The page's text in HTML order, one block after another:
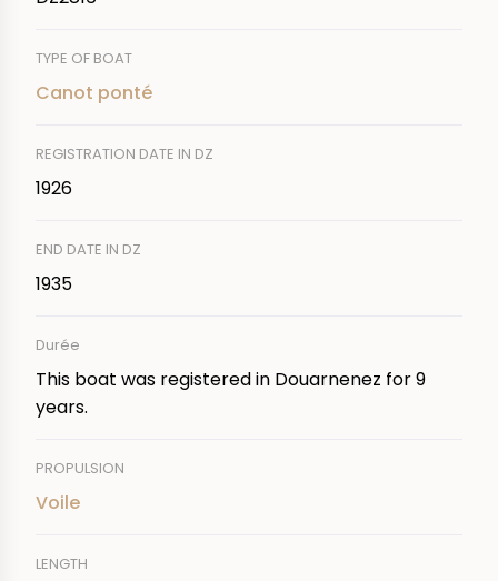
TYPE OF BOAT
Canot ponté
REGISTRATION DATE IN DZ
1926
END DATE IN DZ
1935
Durée
This boat was registered in Douarnenez for 9
years.
PROPULSION
Voile
LENGTH